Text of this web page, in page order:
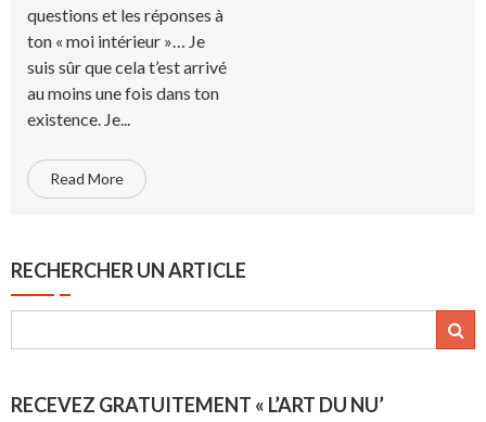
questions et les réponses à
ton « moi intérieur »… Je
suis sûr que cela t’est arrivé
au moins une fois dans ton
existence. Je...
Read More
RECHERCHER UN ARTICLE
RECEVEZ GRATUITEMENT « L’ART DU NU’